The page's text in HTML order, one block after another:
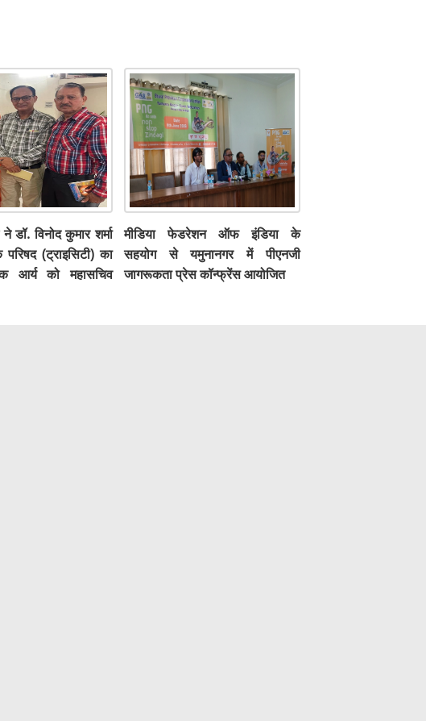
डॉ. विनोद कुमार शर्मा
(ट्राइसिटी) का
आर्य को महासचिव
मीडिया फेडरेशन ऑफ इंडिया के
सहयोग से यमुनानगर में पीएनजी
जागरूकता प्रेस कॉन्फ्रेंस आयोजित